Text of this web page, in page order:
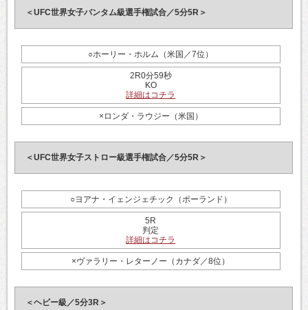
＜UFC世界女子バンタム級選手権試合／5分5R＞
○ホーリー・ホルム（米国／7位）
2R0分59秒
KO
詳細はコチラ
×ロンダ・ラウジー（米国）
＜UFC世界女子ストロー級選手権試合／5分5R＞
○ヨアナ・イェンジェチック（ポーランド）
5R
判定
詳細はコチラ
×ヴァラリー・レターノー（カナダ／8位）
＜ヘビー級／5分3R＞